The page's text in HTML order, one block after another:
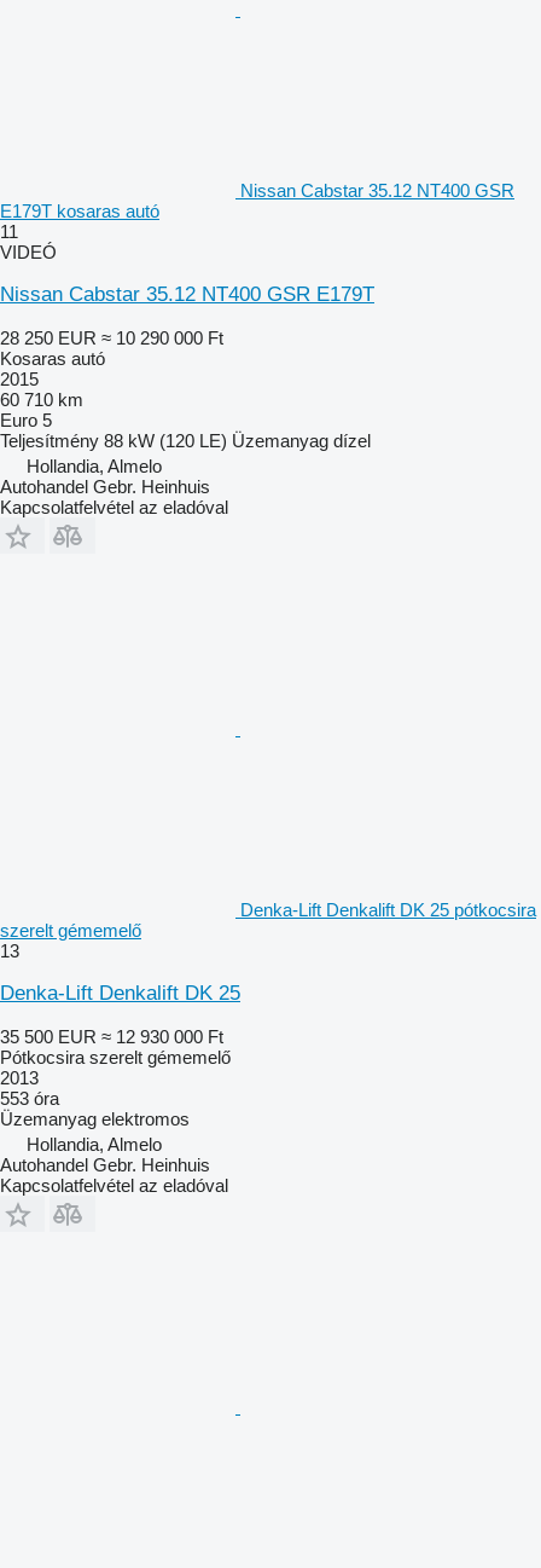
Nissan Cabstar 35.12 NT400 GSR
E179T kosaras autó
11
VIDEÓ
Nissan Cabstar 35.12 NT400 GSR E179T
28 250 EUR ≈ 10 290 000 Ft
Kosaras autó
2015
60 710 km
Euro 5
Teljesítmény 88 kW (120 LE) Üzemanyag dízel
Hollandia, Almelo
Autohandel Gebr. Heinhuis
Kapcsolatfelvétel az eladóval
Denka-Lift Denkalift DK 25 pótkocsira
szerelt gémemelő
13
Denka-Lift Denkalift DK 25
35 500 EUR ≈ 12 930 000 Ft
Pótkocsira szerelt gémemelő
2013
553 óra
Üzemanyag elektromos
Hollandia, Almelo
Autohandel Gebr. Heinhuis
Kapcsolatfelvétel az eladóval